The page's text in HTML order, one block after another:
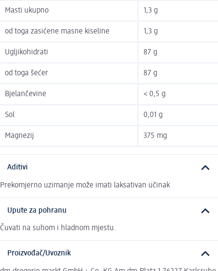
Masti ukupno 1,3 g
od toga zasićene masne kiseline 1,3 g
Ugljikohidrati 87 g
od toga šećer 87 g
Bjelančevine < 0,5 g
Sol 0,01 g
Magnezij 375 mg
Aditivi
Prekomjerno uzimanje može imati laksativan učinak
Upute za pohranu
Čuvati na suhom i hladnom mjestu.
Proizvođač/Uvoznik